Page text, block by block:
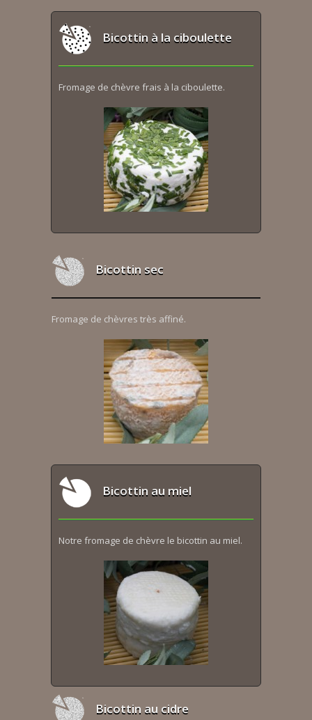
Bicottin à la ciboulette
Fromage de chèvre frais à la ciboulette.
Bicottin sec
Fromage de chèvres très affiné.
Bicottin au miel
Notre fromage de chèvre le bicottin au miel.
Bicottin au cidre